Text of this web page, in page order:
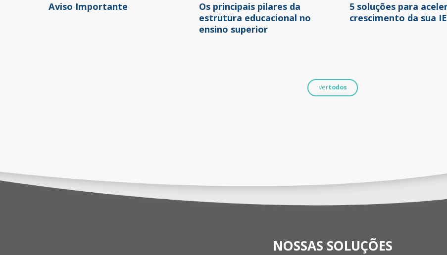
Aviso Importante
Os principais pilares da
estrutura educacional no
ensino superior
5 soluções para
crescimento da sua
vertodos
NOSSAS SOLUÇÕES